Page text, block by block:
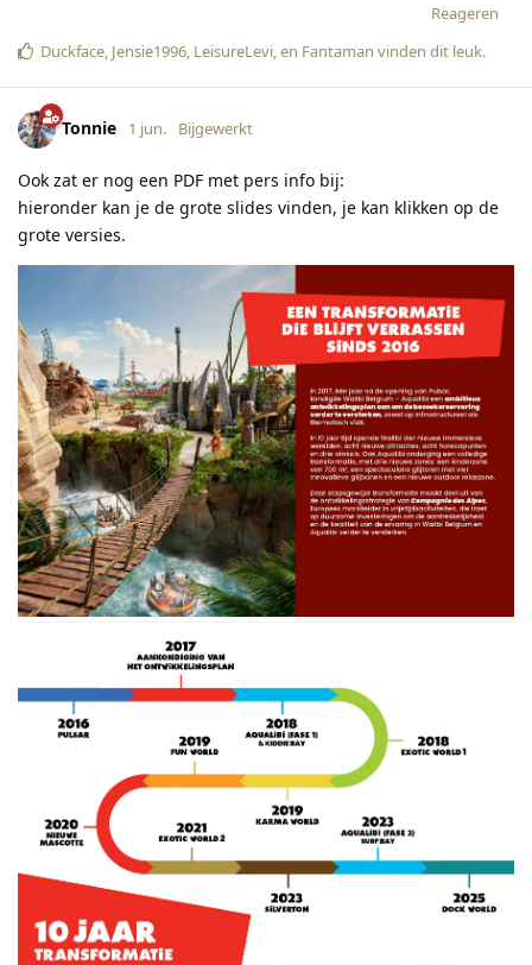
Reageren
Duckface, Jensie1996, LeisureLevi, en Fantaman vinden dit leuk.
Tonnie 1 jun. Bijgewerkt
Ook zat er nog een PDF met pers info bij:
hieronder kan je de grote slides vinden, je kan klikken op de
grote versies.